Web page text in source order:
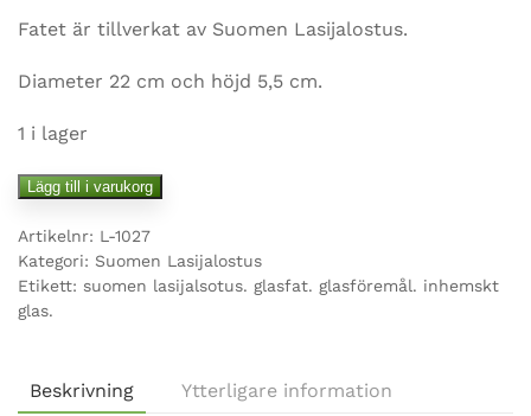
Fatet är tillverkat av Suomen Lasijalostus.
Diameter 22 cm och höjd 5,5 cm.
1 i lager
Inhemskt
mängd
Lägg till i varukorg
Artikelnr: L-1027
Kategori: Suomen Lasijalostus
Etikett: suomen lasijalsotus. glasfat. glasföremål. inhemskt
glas.
Beskrivning Ytterligare information